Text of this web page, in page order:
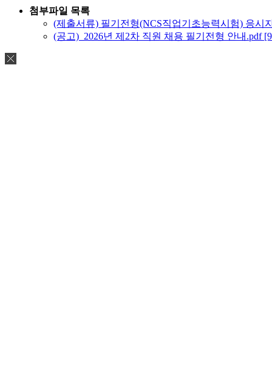
첨부파일 목록
(제출서류) 필기전형(NCS직업기초능력시험) 응시
(공고)_2026년 제2차 직원 채용 필기전형 안내.pdf